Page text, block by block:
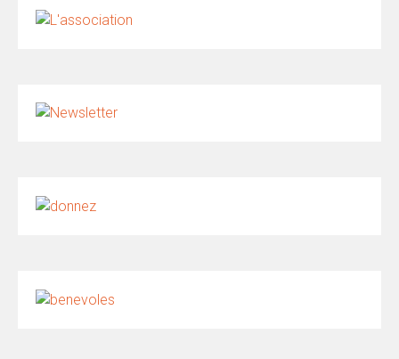
publications